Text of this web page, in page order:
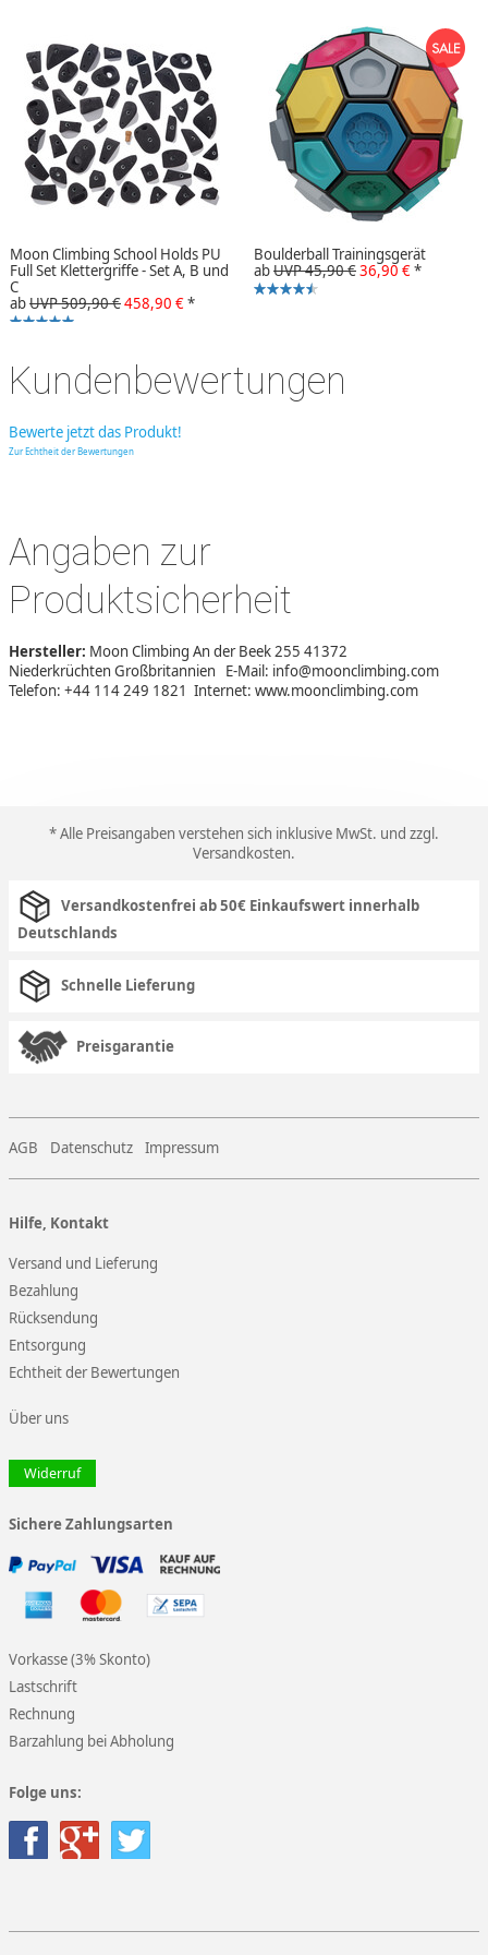
Moon Climbing School Holds PU
Full Set Klettergriffe - Set A, B und
C
abUVP 509,90 €458,90 €*
Boulderball Trainingsgerät
abUVP 45,90 €36,90 €*
Kundenbewertungen
Bewerte jetzt das Produkt!
Zur Echtheit der Bewertungen
Angaben zur
Produktsicherheit
Hersteller: Moon Climbing An der Beek 255 41372
Niederkrüchten Großbritannien E-Mail: info@moonclimbing.com
Telefon: +44 114 249 1821 Internet: www.moonclimbing.com
* Alle Preisangaben verstehen sich inklusive MwSt. und zzgl.
Versandkosten.
Versandkostenfrei ab 50€ Einkaufswert innerhalb
Deutschlands
Schnelle Lieferung
Preisgarantie
AGB Datenschutz Impressum
Hilfe, Kontakt
Versand und Lieferung
Bezahlung
Rücksendung
Entsorgung
Echtheit der Bewertungen
Über uns
Widerruf
Sichere Zahlungsarten
Vorkasse (3% Skonto)
Lastschrift
Rechnung
Barzahlung bei Abholung
Folge uns: